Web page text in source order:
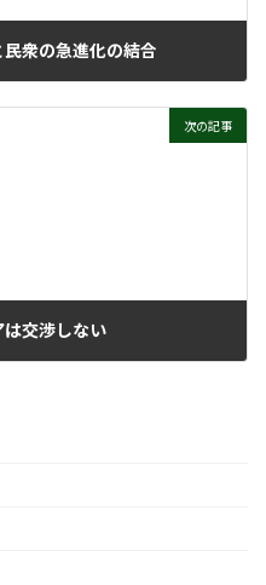
衆の急進化の結合
次の記事
交渉しない